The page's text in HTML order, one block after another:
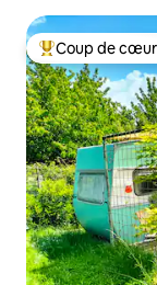
Coups de cœur
Coup de